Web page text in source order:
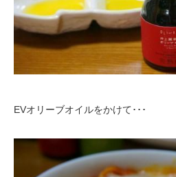
EVオリーブオイルをかけて･･･